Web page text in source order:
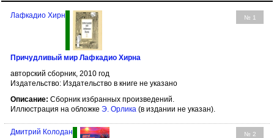
№ 1
Лафкадио Хирн
Причудливый мир Лафкадио Хирна
авторский сборник, 2010 год
Издательство: Издательство в книге не указано
Описание: Сборник избранных произведений.
Иллюстрация на обложке Э. Орлика (в издании не указан).
№ 2
Дмитрий Колодан